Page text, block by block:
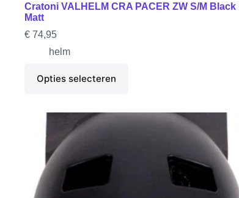
Cratoni VALHELM CRA PACER ZW S/M Black
Matt
€ 74,95
helm
Opties selecteren